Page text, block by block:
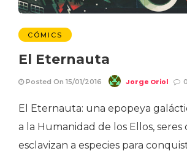
CÓMICS
El Eternauta
Posted On 15/01/2016 Jorge Oriol 0
El Eternauta: una epopeya
a la Humanidad de los Ellos, seres
esclavizan a especies para